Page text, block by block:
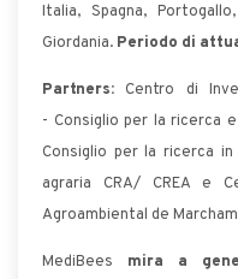
Italia, Spagna,
Giordania. Periodo di
Partners: Centro di
- Consiglio per la ricerca
Consiglio per la ricerca in
agraria CRA/ CREA e
Agroambiental de
MediBees mira a